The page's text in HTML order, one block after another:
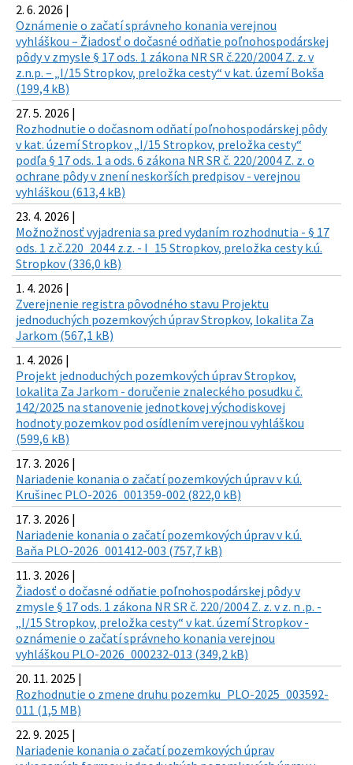
2. 6. 2026 |
Oznámenie o začatí správneho konania verejnou
vyhláškou – Žiadosť o dočasné odňatie poľnohospodárskej
pôdy v zmysle § 17 ods. 1 zákona NR SR č.220/2004 Z. z. v
z.n.p. – „I/15 Stropkov, preložka cesty“ v kat. území Bokša
(199,4 kB)
27. 5. 2026 |
Rozhodnutie o dočasnom odňatí poľnohospodárskej pôdy
v kat. území Stropkov „I/15 Stropkov, preložka cesty“
podľa § 17 ods. 1 a ods. 6 zákona NR SR č. 220/2004 Z. z. o
ochrane pôdy v znení neskorších predpisov - verejnou
vyhláškou (613,4 kB)
23. 4. 2026 |
Možnožnosť vyjadrenia sa pred vydaním rozhodnutia - § 17
ods. 1 z.č.220_2044 z.z. - I_15 Stropkov, preložka cesty k.ú.
Stropkov (336,0 kB)
1. 4. 2026 |
Zverejnenie registra pôvodného stavu Projektu
jednoduchých pozemkových úprav Stropkov, lokalita Za
Jarkom (567,1 kB)
1. 4. 2026 |
Projekt jednoduchých pozemkových úprav Stropkov,
lokalita Za Jarkom - doručenie znaleckého posudku č.
142/2025 na stanovenie jednotkovej východiskovej
hodnoty pozemkov pod osídlením verejnou vyhláškou
(599,6 kB)
17. 3. 2026 |
Nariadenie konania o začatí pozemkových úprav v k.ú.
Krušinec PLO-2026_001359-002 (822,0 kB)
17. 3. 2026 |
Nariadenie konania o začatí pozemkových úprav v k.ú.
Baňa PLO-2026_001412-003 (757,7 kB)
11. 3. 2026 |
Žiadosť o dočasné odňatie poľnohospodárskej pôdy v
zmysle § 17 ods. 1 zákona NR SR č. 220/2004 Z. z. v z. n .p. -
„I/15 Stropkov, preložka cesty“ v kat. území Stropkov -
oznámenie o začatí správneho konania verejnou
vyhláškou PLO-2026_000232-013 (349,2 kB)
20. 11. 2025 |
Rozhodnutie o zmene druhu pozemku_PLO-2025_003592-
011 (1,5 MB)
22. 9. 2025 |
Nariadenie konania o začatí pozemkových úprav